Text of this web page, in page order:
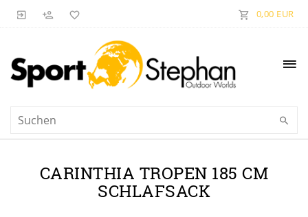
0,00 EUR
CARINTHIA TROPEN 185 CM
SCHLAFSACK